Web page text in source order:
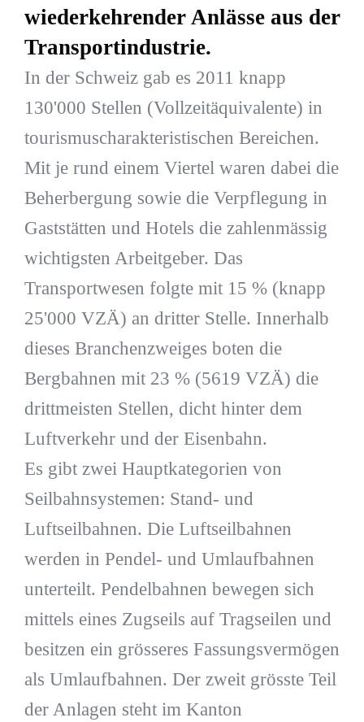
wiederkehrender Anlässe aus der
Transportindustrie.
In der Schweiz gab es 2011 knapp
130'000 Stellen (Vollzeitäquivalente) in
tourismuscharakteristischen Bereichen.
Mit je rund einem Viertel waren dabei die
Beherbergung sowie die Verpflegung in
Gaststätten und Hotels die zahlenmässig
wichtigsten Arbeitgeber. Das
Transportwesen folgte mit 15 % (knapp
25'000 VZÄ) an dritter Stelle. Innerhalb
dieses Branchenzweiges boten die
Bergbahnen mit 23 % (5619 VZÄ) die
drittmeisten Stellen, dicht hinter dem
Luftverkehr und der Eisenbahn.
Es gibt zwei Hauptkategorien von
Seilbahnsystemen: Stand- und
Luftseilbahnen. Die Luftseilbahnen
werden in Pendel- und Umlaufbahnen
unterteilt. Pendelbahnen bewegen sich
mittels eines Zugseils auf Tragseilen und
besitzen ein grösseres Fassungsvermögen
als Umlaufbahnen. Der zweit grösste Teil
der Anlagen steht im Kanton